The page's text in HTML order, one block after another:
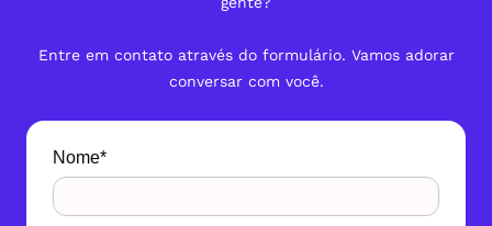
Entre em contato através do formulário. Vamos adorar
conversar com você.
Nome*